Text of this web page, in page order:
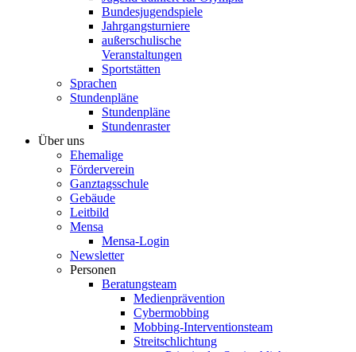
Bundesjugendspiele
Jahrgangsturniere
außerschulische
Veranstaltungen
Sportstätten
Sprachen
Stundenpläne
Stundenpläne
Stundenraster
Über uns
Ehemalige
Förderverein
Ganztagsschule
Gebäude
Leitbild
Mensa
Mensa-Login
Newsletter
Personen
Beratungsteam
Medienprävention
Cybermobbing
Mobbing-Interventionsteam
Streitschlichtung